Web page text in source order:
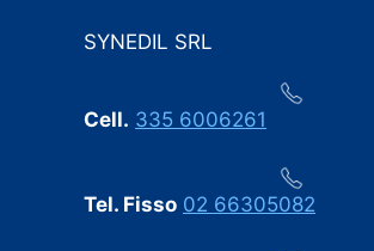
SYNEDIL SRL
Cell. 335 6006261
Tel. Fisso 02 66305082